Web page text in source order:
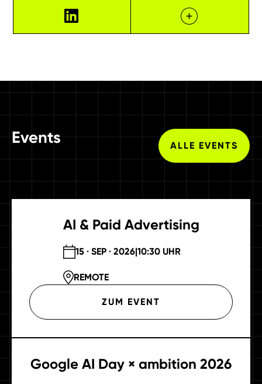
Events ALLE EVENTS
AI & Paid Advertising
15 · SEP · 2026|10:30 UHR
REMOTE
ZUM EVENT
Google AI Day × ambition 2026